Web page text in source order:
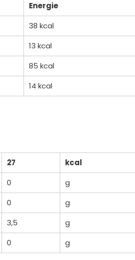
Energie
38 kcal
13 kcal
85 kcal
14 kcal
27
kcal
0
g
0
g
3,5
g
0 g